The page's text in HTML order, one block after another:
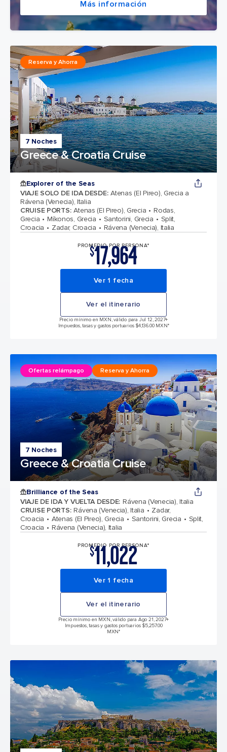
Más información
7 Noches
Greece & Croatia Cruise
Reserva y Ahorra
Explorer of the Seas
VIAJE SOLO DE IDA DESDE: Atenas (El Pireo), Grecia a
Rávena (Venecia), Italia
CRUISE PORTS: Atenas (El Pireo), Grecia
Rodas,
Grecia
Míkonos, Grecia Santorini, Grecia
Split,
Croacia
Zadar, Croacia Rávena (Venecia), Italia
PROMEDIO POR PERSONA*
$17,964
Ver 1 fecha
Ver el itinerario
Precio mínimo en MXN, válido para Jul 12, 2027+
Impuestos, tasas y gastos portuarios $4,136.00 MXN*
7 Noches
Greece & Croatia Cruise
Ofertas relámpago Reserva y Ahorra
Brilliance of the Seas
VIAJE DE IDA Y VUELTA DESDE: Rávena (Venecia), Italia
CRUISE PORTS: Rávena (Venecia), Italia
Zadar,
Croacia
Atenas (El Pireo), Grecia Santorini, Grecia
Split,
Croacia
Rávena (Venecia), Italia
PROMEDIO POR PERSONA*
$11,022
Ver 1 fecha
Ver el itinerario
Precio mínimo en MXN, válido para Ago 21, 2027+
Impuestos, tasas y gastos portuarios $5,257.00
MXN*